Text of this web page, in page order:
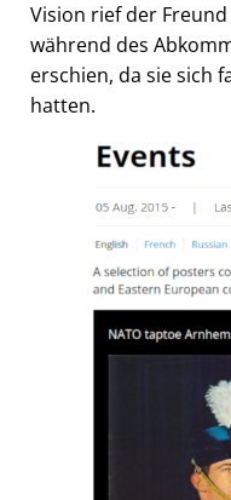
Vision rief der
während des
erschien, da sie sich
hatten.